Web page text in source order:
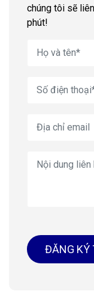
chúng tôi sẽ
phút!
ĐĂNG KÝ